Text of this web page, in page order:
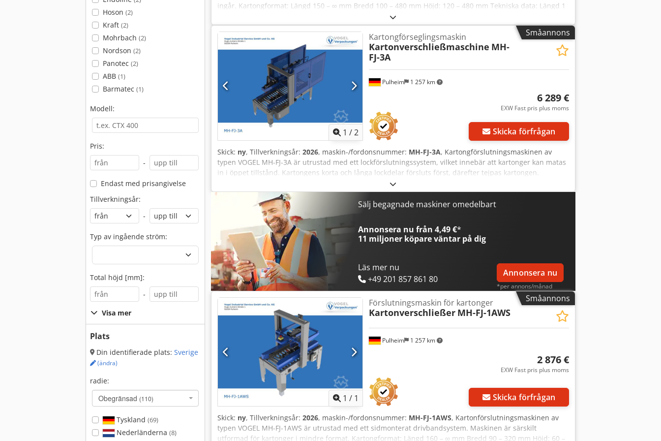
Hoson (2)
Kraft (2)
Mohrbach (2)
Nordson (2)
Panotec (2)
ABB (1)
Barmatec (1)
Modell:
Pris:
-
Endast med prisangivelse
Tillverkningsår:
-
Typ av ingående ström:
Total höjd [mm]:
-
Visa mer
Plats
Din identifierade plats: Sverige
(ändra)
radie:
Obegränsad (110)
Tyskland (69)
Nederländerna (8)
ingår. Kartongformat: Längd 150 – ∞ mm Bredd 100 – 480 mm Höjd: 120 – 480 mm Tekniska data: Längd 1
090 mm Bredd 890 mm Csdjzr H Ehspfx Afuorf Vikt 180 kg Driftspänning 220 V CE-märkning Tillbehör: Till
vårt VOGEL-kartongförslutareprogram erbjuder vi hjul, förmatnings- och eftermatningsbord samt
rullbanor.
Småannons
Begär fler bilder
1 /2
Pulheim 1 257 km
Kartongförseglingsmaskin
Kartonverschließmaschine MH-
FJ-3A
6 289 €
EXW Fast pris plus moms
Skicka förfrågan
Skick: ny, Tillverkningsår: 2026, maskin-/fordonsnummer: MH-FJ-3A, Kartongförslutningsmaskinen av
typen VOGEL MH-FJ-3A är utrustad med ett lockförslutningssystem, vilket innebär att kartonger kan matas
in i öppet tillstånd. Kartongens korta och långa lockdelar försluts först, därefter tejpas kartongen.
Kartongformat: Längd 150–600 mm Bredd 115–490 mm Höjd: 110–510 mm Teknisk data: Längd 1 800 mm
Bredd 880 mm Credszr Hvyopfx Afujf Vikt 300 kg Driftspänning 220 V Luft 5 kg/cm² CE-märkning VIKTIGT:
För att driva maskinen krävs en tryckluftsförsörjning, vilken ej ingår i leveransen. Tillbehör: För vårt
VOGEL-kartongförslutarprogram erbjuder vi löphjul, in- och utmatningsbord samt rullbanor.
Sälj begagnade maskiner omedelbart
Annonsera nu från 4,49 €*
11 miljoner köpareväntar på dig
Läs mer nu
+49 201 857 861 80
Annonsera nu
*per annons/månad
Småannons
1 / 1
Pulheim 1 257 km
Förslutningsmaskin för kartonger
Kartonverschließer MH-FJ-1AWS
2 876 €
EXW Fast pris plus moms
Skicka förfrågan
Skick: ny, Tillverkningsår: 2026, maskin-/fordonsnummer: MH-FJ-1AWS, Kartonförslutningsmaskinen av
typen VOGEL MH-FJ-1AWS är utrustad med ett sidmonterat drivbandsystem. Maskinen är särskilt
utformad för kartonger i mindre format. Kartongformat: Längd 160 – ∞ mm Bredd 90 – 320 mm Höjd: 60 –